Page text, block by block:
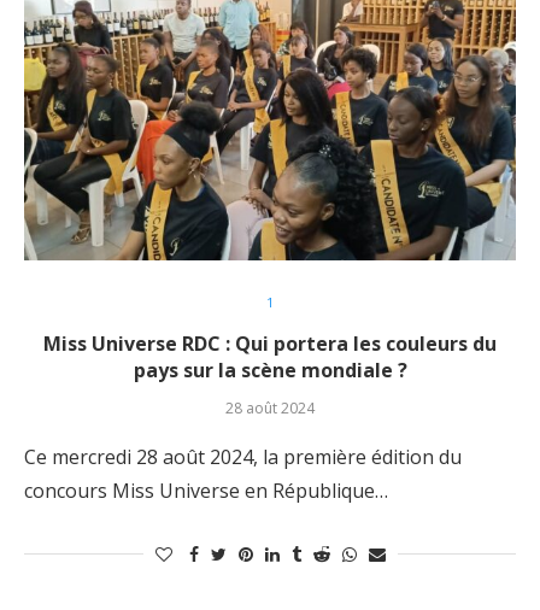
1
Miss Universe RDC : Qui portera les couleurs du
pays sur la scène mondiale ?
28 août 2024
Ce mercredi 28 août 2024, la première édition du
concours Miss Universe en République…